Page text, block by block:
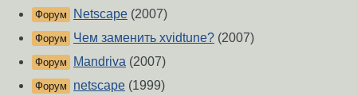
Форум Netscape (2007)
Форум Чем заменить xvidtune? (2007)
Форум Mandriva (2007)
Форум netscape (1999)